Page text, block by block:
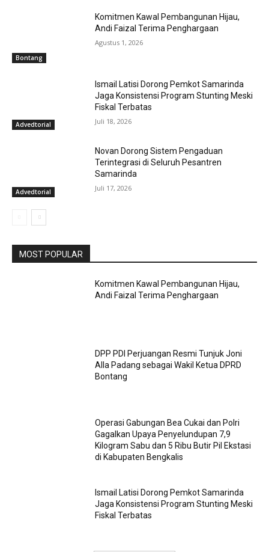
Bontang
Komitmen Kawal Pembangunan Hijau,
Andi Faizal Terima Penghargaan
Agustus 1, 2026
Advedtorial
Ismail Latisi Dorong Pemkot Samarinda
Jaga Konsistensi Program Stunting Meski
Fiskal Terbatas
Juli 18, 2026
Advedtorial
Novan Dorong Sistem Pengaduan
Terintegrasi di Seluruh Pesantren
Samarinda
Juli 17, 2026
MOST POPULAR
Komitmen Kawal Pembangunan Hijau,
Andi Faizal Terima Penghargaan
DPP PDI Perjuangan Resmi Tunjuk Joni
Alla Padang sebagai Wakil Ketua DPRD
Bontang
Operasi Gabungan Bea Cukai dan Polri
Gagalkan Upaya Penyelundupan 7,9
Kilogram Sabu dan 5 Ribu Butir Pil Ekstasi
di Kabupaten Bengkalis
Ismail Latisi Dorong Pemkot Samarinda
Jaga Konsistensi Program Stunting Meski
Fiskal Terbatas